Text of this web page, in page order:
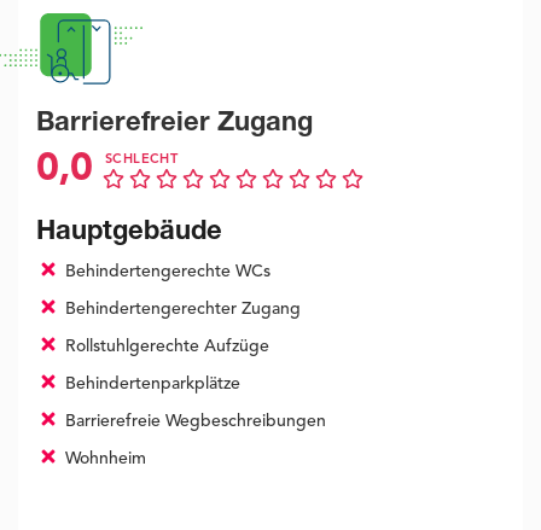
Barrierefreier Zugang
0,0 SCHLECHT
Hauptgebäude
Behindertengerechte WCs
Behindertengerechter Zugang
Rollstuhlgerechte Aufzüge
Behindertenparkplätze
Barrierefreie Wegbeschreibungen
Wohnheim